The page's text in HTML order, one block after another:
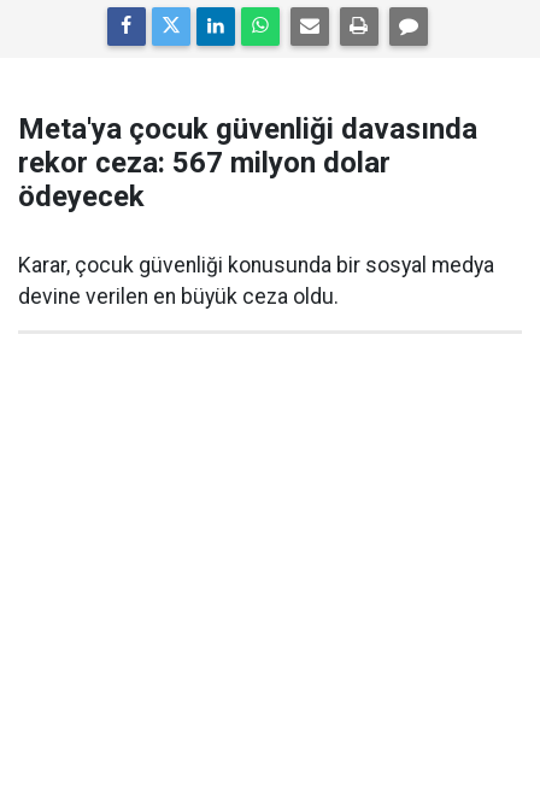
Meta'ya çocuk güvenliği davasında
rekor ceza: 567 milyon dolar
ödeyecek
Karar, çocuk güvenliği konusunda bir sosyal medya
devine verilen en büyük ceza oldu.